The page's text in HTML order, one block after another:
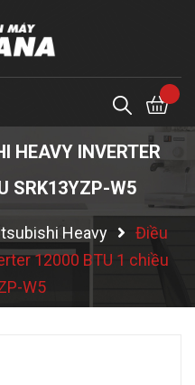
HEAVY INVERTER
SRK13YZP-W5
Heavy
Điều
12000 BTU 1 chiều
W5